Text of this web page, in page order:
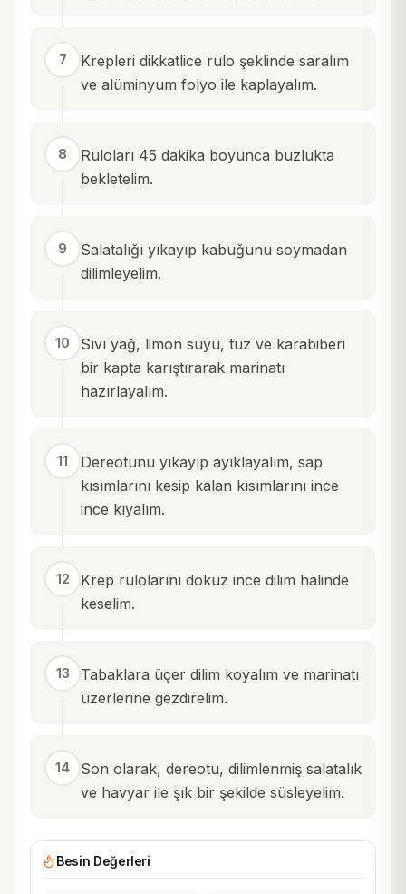
7
Krepleri dikkatlice rulo şeklinde saralım
ve alüminyum folyo ile kaplayalım.
8
Ruloları 45 dakika boyunca buzlukta
bekletelim.
9
Salatalığı yıkayıp kabuğunu soymadan
dilimleyelim.
10
Sıvı yağ, limon suyu, tuz ve karabiberi
bir kapta karıştırarak marinatı
hazırlayalım.
11
Dereotunu yıkayıp ayıklayalım, sap
kısımlarını kesip kalan kısımlarını ince
ince kıyalım.
12
Krep rulolarını dokuz ince dilim halinde
keselim.
13
Tabaklara üçer dilim koyalım ve marinatı
üzerlerine gezdirelim.
14
Son olarak, dereotu, dilimlenmiş salatalık
ve havyar ile şık bir şekilde süsleyelim.
Besin Değerleri